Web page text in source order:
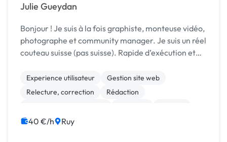
Julie Gueydan
Bonjour ! Je suis à la fois graphiste, monteuse vidéo,
photographe et community manager. Je suis un réel
couteau suisse (pas suisse). Rapide d’exécution et
demandes.
Experience utilisateur
Gestion site web
Relecture, correction
Rédaction
Charte graphique
40 €/h Ruy